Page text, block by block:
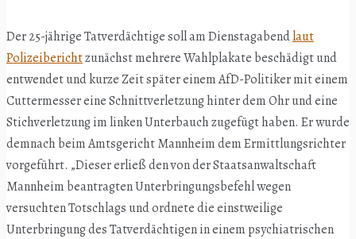
Der 25-jährige Tatverdächtige soll am Dienstagabendlaut
Polizeiberichtzunächst mehrere Wahlplakate beschädigt und
entwendet und kurze Zeit später einem AfD-Politiker mit einem
Cuttermesser eine Schnittverletzung hinter dem Ohr und eine
Stichverletzung im linken Unterbauch zugefügt haben. Er wurde
demnach beim Amtsgericht Mannheim dem Ermittlungsrichter
vorgeführt. „Dieser erließ den von der Staatsanwaltschaft
Mannheim beantragten Unterbringungsbefehl wegen
versuchten Totschlags und ordnete die einstweilige
Unterbringung des Tatverdächtigen in einem psychiatrischen